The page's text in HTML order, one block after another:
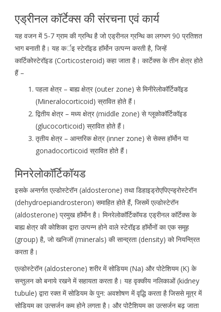
एड्रीनल कॉर्टेक्स की संरचना एवं कार्य
यह वजन में 5-7 ग्राम की ग्रन्थि है जो एड्रीनल ग्रन्थि का लगभग 90 प्रतिशत
भाग बनाती है। यह कर्इ स्टेरॉइड हॉर्मोन उत्पन्न करती है, जिन्हें
कार्टिकोस्टेरॉइड (Corticosteroid) कहा जाता है। कार्टेक्स के तीन क्षेत्र होते
हैं –
पहला क्षेत्र – बाह्य क्षेत्र (outer zone) से मिनीरेलोकॉर्टिकॉइड
(Mineralocorticoid) स्रावित होते हैं।
द्वितीय क्षेत्र – मध्य क्षेत्र (middle zone) से ग्लूकोकॉर्टिकॉइड
(glucocorticoid) स्रावित होते हैं।
तृतीय क्षेत्र – आन्तरिक क्षेत्र (inner zone) से सेक्स हॉर्मोन या
gonadocorticoid स्रावित होते हैं।
मिनरेलोकॉर्टिकॉयड
इसके अन्तर्गत एल्डोस्टेरॉन (aldosterone) तथा डिहाइड्रोएपिएन्ड्रोस्टेरॉन
(dehydroepiandrosteron) समाहित होते हैं, जिसमें एल्डोस्टेरॉन
(aldosterone) प्रमुख हॉर्मोन है। मिनरेलोकॉर्टिकॉयड एड्रीनल कॉर्टेक्स के
बाह्य क्षेत्र की कोशिका द्वारा उत्पन्न होने वाले स्टेरॉइड हॉर्मोनों का एक समूह
(group) है, जो खनिजों (minerals) की सान्द्रता (density) को नियन्त्रित
करता है।
एल्डोस्टेरॉन (aldosterone) शरीर में सोडियम (Na) और पोटेशियम (K) के
सन्तुलन को बनाये रखने में सहायता करता है। यह वृक्कीय नलिकाओं (kidney
tubule) द्वारा रक्त में सोडियम के पुन: अवशोषण में वृद्धि करता है जिससे मूत्र में
सोडियम का उत्सर्जन कम होने लगता है। और पोटैशियम का उत्सर्जन बढ़ जाता